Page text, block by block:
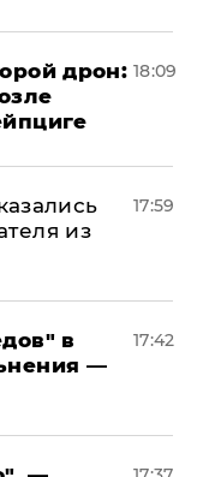
дрон: 18:09
из
17:59
в
—
17:42